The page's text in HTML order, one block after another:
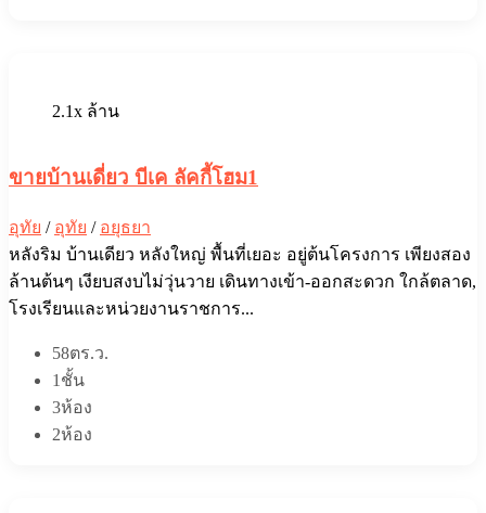
2.1x ล้าน
ขายบ้านเดี่ยว บีเค ลัคกี้โฮม1
อุทัย / อุทัย / อยุธยา
หลังริม บ้านเดียว หลังใหญ่ พื้นที่เยอะ อยู่ต้นโครงการ เพียงสอง
ล้านต้นๆ เงียบสงบไม่วุ่นวาย เดินทางเข้า-ออกสะดวก ใกล้ตลาด,
โรงเรียนและหน่วยงานราชการ...
58ตร.ว.
1ชั้น
3ห้อง
2ห้อง